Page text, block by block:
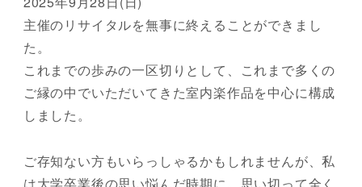
主催のリサイタルを無事に終えることができまし
た。
これまでの歩みの一区切りとして、これまで多くの
ご縁の中でいただいてきた室内楽作品を中心に構成
しました。
ご存知ない方もいらっしゃるかもしれませんが、私
は大学卒業後の思い悩んだ時期に、思い切って全く